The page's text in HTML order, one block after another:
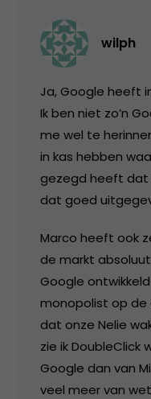
wilph
Ja, Google heeft
Ik ben niet zo’n
me wel te
in kas hebben
gezegd heeft dat
dat goed
Marco heeft ook
de markt
Google
monopolist op de
dat onze Nelie
zie ik DoubleClick
Google dan van
veel meer van